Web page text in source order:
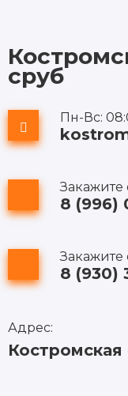
сруб
Пн-Вс:
Закажите
8 (996)
Закажите
8 (930)
Адрес:
Костромская